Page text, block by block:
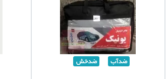
ضدآب ضدخش